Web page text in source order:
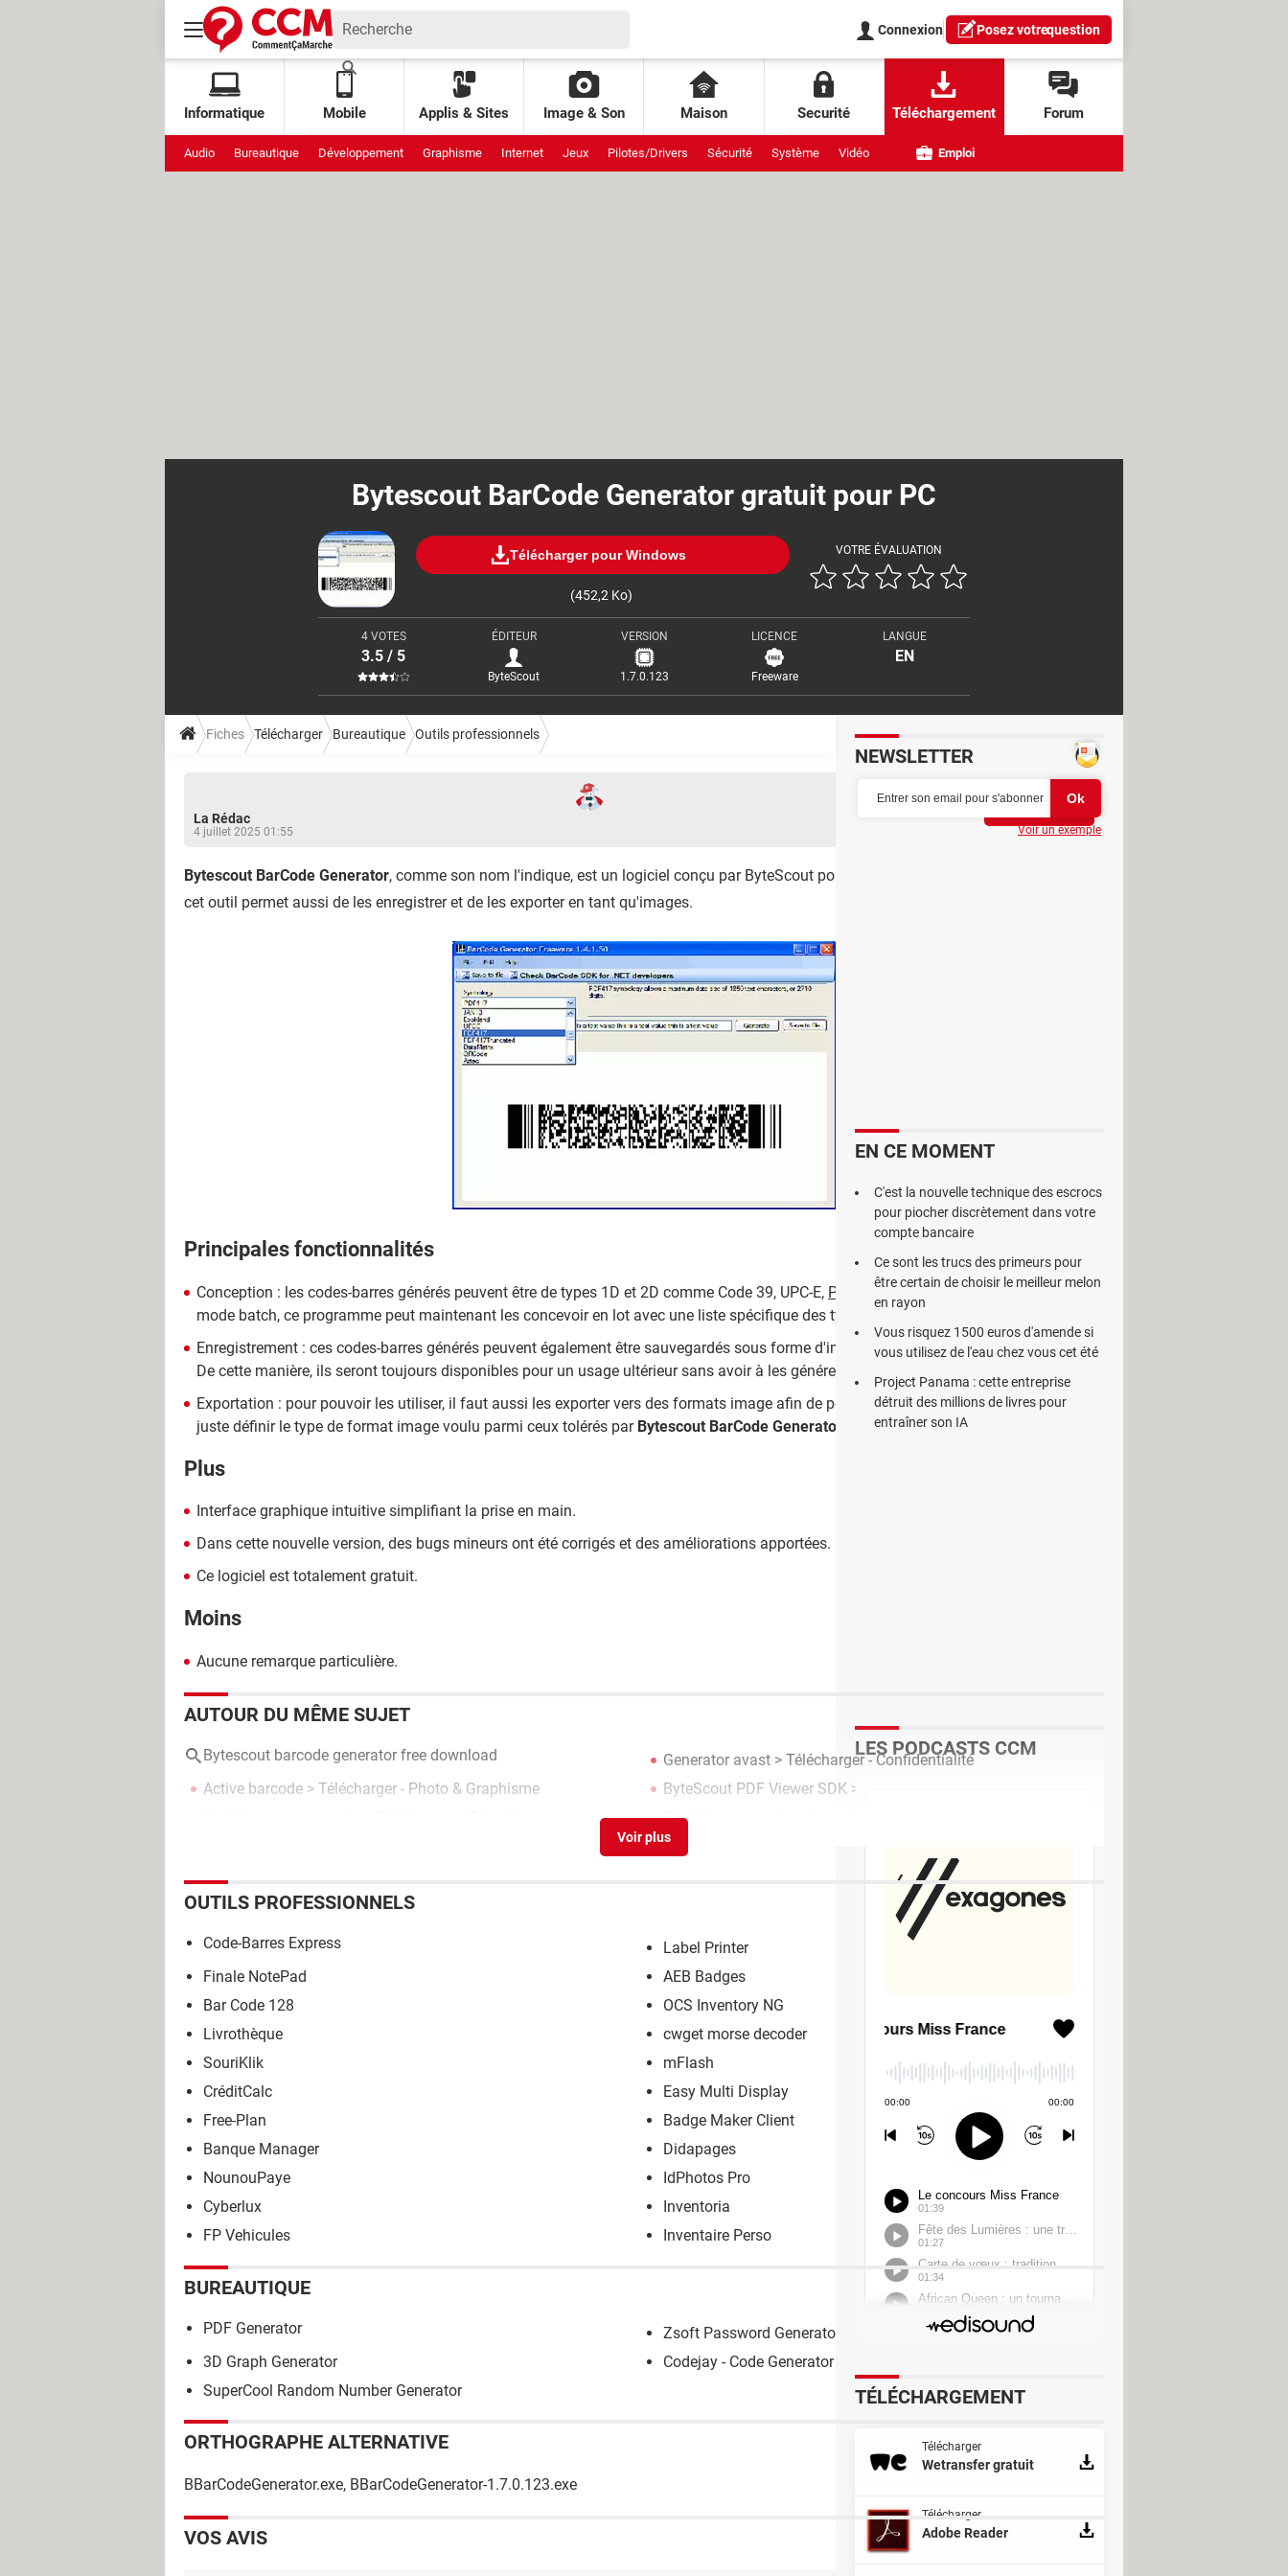
Connexion Posez votrequestion
Informatique Mobile Applis & Sites Image & Son Maison Securité Téléchargement Forum
Audio Bureautique Développement Graphisme Internet Jeux Pilotes/Drivers Sécurité Système Vidéo Emploi
Bytescout BarCode Generator gratuit pour PC
Télécharger pour Windows
(452,2 Ko)
VOTRE ÉVALUATION
4 VOTES
3.5 / 5
ÉDITEUR
ByteScout
VERSION
1.7.0.123
LICENCE
Freeware
LANGUE
EN
Fiches Télécharger Bureautique Outils professionnels
La Rédac
4 juillet 2025 01:55
Bytescout BarCode Generator, comme son nom l'indique, est un logiciel conçu par ByteScout pour générer des codes-barres. De plus,
cet outil permet aussi de les enregistrer et de les exporter en tant qu'images.
Principales fonctionnalités
Conception : les codes-barres générés peuvent être de types 1D et 2D comme Code 39, UPC-E, PDF
417 ou même MaxiCode. Grâce au
mode batch, ce programme peut maintenant les concevoir en lot avec une liste spécifique des types voulus.
Enregistrement : ces codes-barres générés peuvent également être sauvegardés sous forme d'image au format EMF, JPG, TIFF ou PNG.
De cette manière, ils seront toujours disponibles pour un usage ultérieur sans avoir à les générer de nouveau.
Exportation : pour pouvoir les utiliser, il faut aussi les exporter vers des formats image afin de pouvoir les imprimer. Pour cela, il faut
juste définir le type de format image voulu parmi ceux tolérés par Bytescout BarCode Generator et le logiciel s'occupe de l'impression.
Plus
Interface graphique intuitive simplifiant la prise en main.
Dans cette nouvelle version, des bugs mineurs ont été corrigés et des améliorations apportées.
Ce logiciel est totalement gratuit.
Moins
Aucune remarque particulière.
AUTOUR DU MÊME SUJET
Bytescout barcode generator free download Generator avast > Télécharger - Confidentialité
Active barcode > Télécharger - Photo & Graphisme ByteScout PDF Viewer SDK > Télécharger - PDF
Word key generator
OUTILS PROFESSIONNELS
Code-Barres Express
Label Printer
Finale NotePad
AEB Badges
Bar Code 128
OCS Inventory NG
Livrothèque
cwget morse decoder
SouriKlik
mFlash
CréditCalc
Easy Multi Display
Free-Plan
Badge Maker Client
Banque Manager
Didapages
NounouPaye
IdPhotos Pro
Cyberlux
Inventoria
FP Vehicules
Inventaire Perso
BUREAUTIQUE
PDF Generator
Zsoft Password Generator
3D Graph Generator
Codejay - Code Generator
SuperCool Random Number Generator
ORTHOGRAPHE ALTERNATIVE
BBarCodeGenerator.exe, BBarCodeGenerator-1.7.0.123.exe
VOS AVIS
NEWSLETTER
Voir un exemple
EN CE MOMENT
C'est la nouvelle technique des escrocs
pour piocher discrètement dans votre
compte bancaire
Ce sont les trucs des primeurs pour
être certain de choisir le meilleur melon
en rayon
Vous risquez 1500 euros d'amende si
vous utilisez de l'eau chez vous cet été
Project Panama : cette entreprise
détruit des millions de livres pour
entraîner son IA
LES PODCASTS CCM
TÉLÉCHARGEMENT
Télécharger
Wetransfer gratuit
Télécharger
Adobe Reader